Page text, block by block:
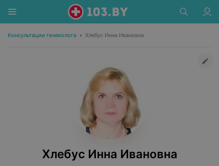
Консультации гинеколога • Хлебус Инна Ивановна
Хлебус Инна Ивановна